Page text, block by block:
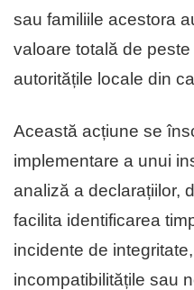
sau familiile acestora
valoare totală de
autoritățile locale din
Această acțiune se
implementare a unui
analiză a declarațiilor,
facilita identificarea
incidente de
incompatibilitățile sau